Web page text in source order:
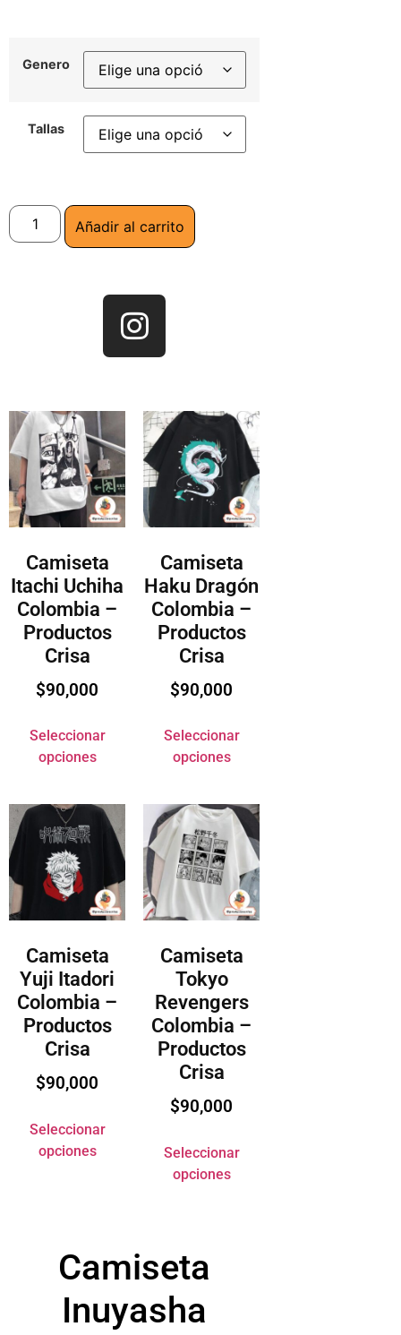
Genero
Tallas
Añadir al carrito
Camiseta
Itachi Uchiha
Colombia –
Productos
Crisa
$90,000
Seleccionar
opciones
Camiseta
Haku Dragón
Colombia –
Productos
Crisa
$90,000
Seleccionar
opciones
Camiseta
Yuji Itadori
Colombia –
Productos
Crisa
$90,000
Seleccionar
opciones
Camiseta
Tokyo
Revengers
Colombia –
Productos
Crisa
$90,000
Seleccionar
opciones
Camiseta
Inuyasha